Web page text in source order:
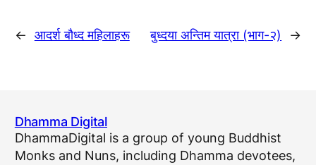
← आदर्श बाैध्द महिलाहरू बुध्दया अन्तिम यात्रा (भाग-२) →
Dhamma Digital
DhammaDigital is a group of young Buddhist
Monks and Nuns, including Dhamma devotees,